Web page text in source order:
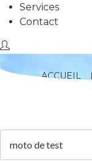
Services
Contact
ACCUEIL